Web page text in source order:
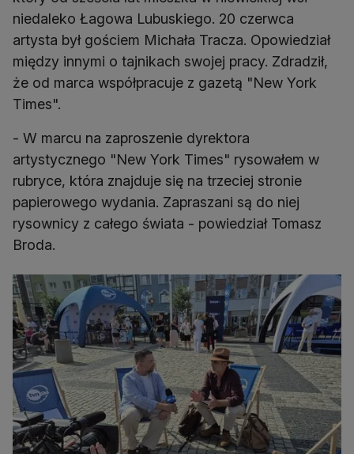
niedaleko Łagowa Lubuskiego. 20 czerwca
artysta był gościem Michała Tracza. Opowiedział
między innymi o tajnikach swojej pracy. Zdradził,
że od marca współpracuje z gazetą "New York
Times".
- W marcu na zaproszenie dyrektora
artystycznego "New York Times" rysowałem w
rubryce, która znajduje się na trzeciej stronie
papierowego wydania. Zapraszani są do niej
rysownicy z całego świata - powiedział Tomasz
Broda.